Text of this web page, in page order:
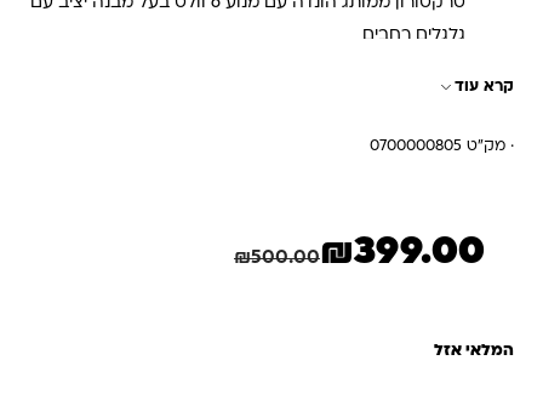
גלגלים רחבים
קרא עוד
· מק"ט 0700000805
₪500.00
המחיר המקורי היה: ₪500.00.₪399.00
המחיר הנוכחי הוא: ₪399.00. חיסכון
המלאי אזל